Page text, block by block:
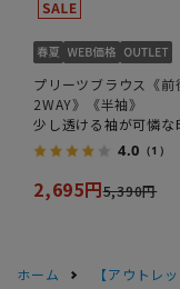
プリーツブラウス《前
2WAY》《半袖》
少し透ける袖が可憐な
4.0 （1）
2,695円5,390円
ホーム 【アウトレ